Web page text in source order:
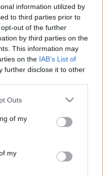
information utilized by
to third parties prior to
out of the further
by third parties on the
This information may
on the IAB’s List of
further disclose it to other
one or more Google
You may click to
its third-party tags to
in below Google
Outs
of my
my
Akarom
a piacok, a
mennyire
Miért, mikor
szerintOrbánNew
lehet Európa
kapott.)
a a
Heti Válasz
erőinek
a mandiner
idézése váltotta ki a